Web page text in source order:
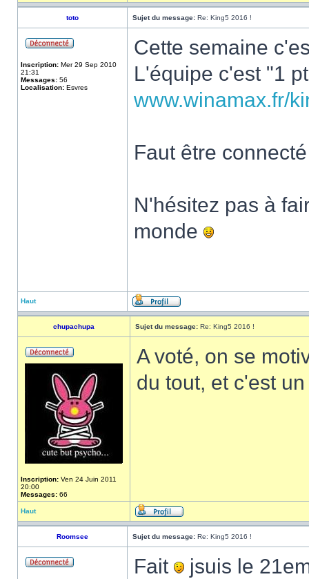
toto Sujet du message: Re: King5 2016 !
Inscription: Mer 29 Sep 2010
21:31
Messages: 56
Localisation: Esvres
Cette semaine
L'équipe c'est "1
www.winamax.fr/
Faut être
N'hésitez pas à
monde
Haut
chupachupa Sujet du message: Re: King5 2016 !
Inscription: Ven 24 Juin 2011
20:00
Messages: 66
A voté, on se
du tout, et c'est
Haut
Roomsee Sujet du message: Re: King5 2016 !
Fait jsuis le